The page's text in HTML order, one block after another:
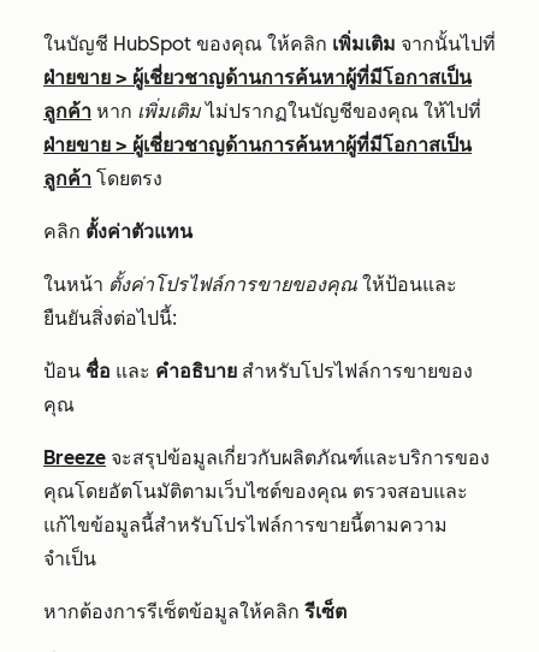
ในบัญชี HubSpot ของคุณ ให้คลิก เพิ่มเติม จากนั้นไปที่
ฝ่ายขาย > ผู้เชี่ยวชาญด้านการค้นหาผู้ที่มีโอกาสเป็น
ลูกค้า หาก เพิ่มเติมไม่ปรากฏในบัญชีของคุณ ให้ไปที่
ฝ่ายขาย > ผู้เชี่ยวชาญด้านการค้นหาผู้ที่มีโอกาสเป็น
ลูกค้า โดยตรง
คลิก ตั้งค่าตัวแทน
ในหน้า ตั้งค่าโปรไฟล์การขายของคุณ ให้ป้อนและ
ยืนยันสิ่งต่อไปนี้:
ป้อน ชื่อ และ คำอธิบาย สำหรับโปรไฟล์การขายของ
คุณ
Breeze จะสรุปข้อมูลเกี่ยวกับผลิตภัณฑ์และบริการของ
คุณโดยอัตโนมัติตามเว็บไซต์ของคุณ ตรวจสอบและ
แก้ไขข้อมูลนี้สำหรับโปรไฟล์การขายนี้ตามความ
จำเป็น
หากต้องการรีเซ็ตข้อมูลให้คลิก รีเซ็ต